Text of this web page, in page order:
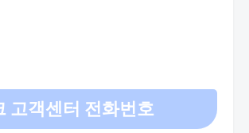
고객센터 전화번호